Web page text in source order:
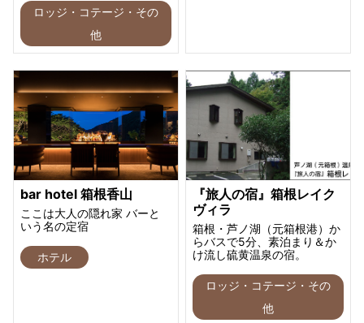
ロッジ・コテージ・その
他
bar hotel 箱根香山
ここは大人の隠れ家 バーと
いう名の定宿
ホテル
『旅人の宿』箱根レイク
ヴィラ
箱根・芦ノ湖（元箱根港）か
らバスで5分、素泊まり＆か
け流し硫黄温泉の宿。
ロッジ・コテージ・その
他